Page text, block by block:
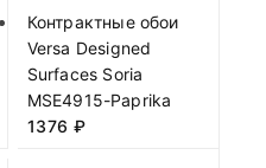
Контрактные обои
Versa Designed
Surfaces Soria
MSE4915-Paprika
1376 ₽